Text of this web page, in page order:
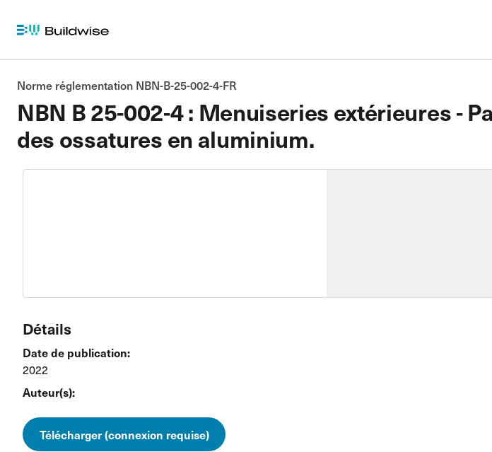
NBN B 25-002-4 : Menuiseries extérieures -
des ossatures en aluminium.
Norme réglementation NBN-B-25-002-4-FR
Détails
Date de publication:
2022
Auteur(s):
Télécharger (connexion requise)